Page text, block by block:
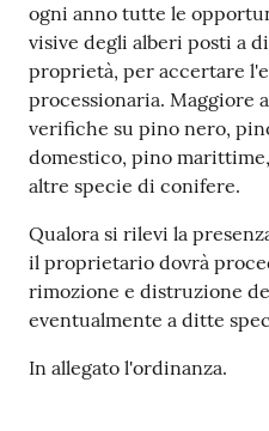
ogni anno tutte le
visive degli alberi posti a
proprietà, per accertare
processionaria. Maggiore
verifiche su pino nero,
domestico, pino
altre specie di conifere.
Qualora si rilevi la
il proprietario dovrà
rimozione e distruzione
eventualmente a ditte
In allegato l'ordinanza.